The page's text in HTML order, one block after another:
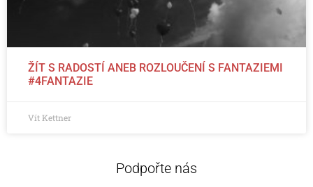
ŽÍT S RADOSTÍ ANEB ROZLOUČENÍ S FANTAZIEMI
#4FANTAZIE
Vít Kettner
Podpořte nás